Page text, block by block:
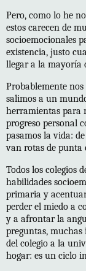
Pero, como lo he
estos carecen de
socioemocionales
existencia, justo
llegar a la mayoría
Probablemente
salimos a un
herramientas para
progreso personal
pasamos la vida:
van rotas de punta
Todos los colegios
habilidades
primaria y
perder el miedo a
y a afrontar la
preguntas, muchas
del colegio a la
hogar: es un ciclo